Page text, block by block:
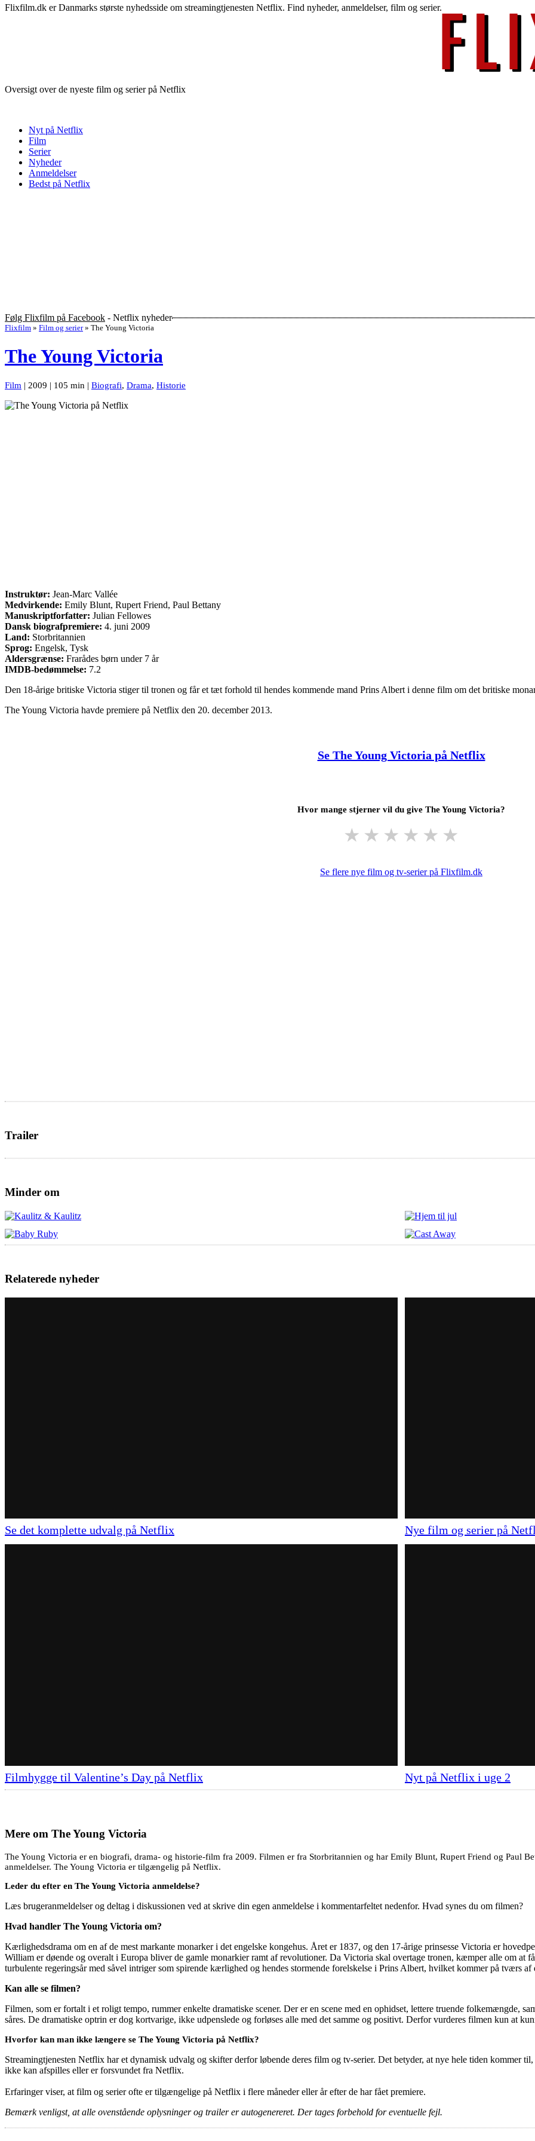
Flixfilm.dk er Danmarks største nyhedsside om streamingtjenesten Netflix. Find nyheder, anmeldelser, film og serier.
Oversigt over de nyeste film og serier på Netflix
Nyt på Netflix
Film
Serier
Nyheder
Anmeldelser
Bedst på Netflix
Følg Flixfilm på Facebook - Netflix nyheder
Flixfilm » Film og serier » The Young Victoria
The Young Victoria
Film | 2009 | 105 min | Biografi, Drama, Historie
Instruktør: Jean-Marc Vallée
Medvirkende: Emily Blunt, Rupert Friend, Paul Bettany
Manuskriptforfatter: Julian Fellowes
Dansk biografpremiere: 4. juni 2009
Land: Storbritannien
Sprog: Engelsk, Tysk
Aldersgrænse: Frarådes børn under 7 år
IMDB-bedømmelse: 7.2
Den 18-årige britiske Victoria stiger til tronen og får et tæt forhold til hendes kommende mand Prins Albert i denne film om det britiske
The Young Victoria havde premiere på Netflix den 20. december 2013.
Se The Young Victoria på Netflix
Hvor mange stjerner vil du give The Young Victoria?
★ ★ ★ ★ ★ ★
Se flere nye film og tv-serier på Flixfilm.dk
Trailer
Minder om
Relaterede nyheder
Se det komplette udvalg på Netflix Nye film og serier på
Filmhygge til Valentine’s Day på Netflix Nyt på Netflix i uge 2
Mere om The Young Victoria
The Young Victoria er en biografi, drama- og historie-film fra 2009. Filmen er fra Storbritannien og har Emily Blunt, Rupert Friend og Paul
anmeldelser. The Young Victoria er tilgængelig på Netflix.
Leder du efter en The Young Victoria anmeldelse?
Læs brugeranmeldelser og deltag i diskussionen ved at skrive din egen anmeldelse i kommentarfeltet nedenfor. Hvad synes du om filmen?
Hvad handler The Young Victoria om?
Kærlighedsdrama om en af de mest markante monarker i det engelske kongehus. Året er 1837, og den 17-årige prinsesse Victoria er
William er døende og overalt i Europa bliver de gamle monarkier ramt af revolutioner. Da Victoria skal overtage tronen, kæmper alle om at
turbulente regeringsår med såvel intriger som spirende kærlighed og hendes stormende forelskelse i Prins Albert, hvilket kommer på tværs
Kan alle se filmen?
Filmen, som er fortalt i et roligt tempo, rummer enkelte dramatiske scener. Der er en scene med en ophidset, lettere truende folkemængde,
såres. De dramatiske optrin er dog kortvarige, ikke udpenslede og forløses alle med det samme og positivt. Derfor vurderes filmen kun at
Hvorfor kan man ikke længere se The Young Victoria på Netflix?
Streamingtjenesten Netflix har et dynamisk udvalg og skifter derfor løbende deres film og tv-serier. Det betyder, at nye hele tiden kommer
ikke kan afspilles eller er forsvundet fra Netflix.
Erfaringer viser, at film og serier ofte er tilgængelige på Netflix i flere måneder eller år efter de har fået premiere.
Bemærk venligst, at alle ovenstående oplysninger og trailer er autogenereret. Der tages forbehold for eventuelle fejl.